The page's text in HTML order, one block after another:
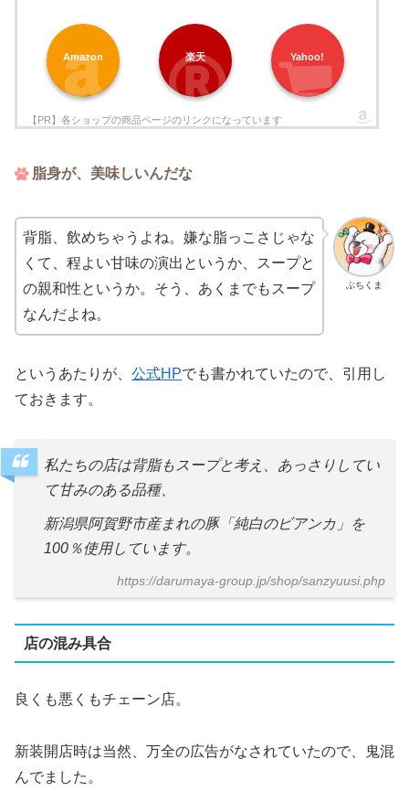
Amazon 楽天 Yahoo!
脂身が、美味しいんだな
ぶちくま
背脂、飲めちゃうよね。嫌な脂っこさじゃな
くて、程よい甘味の演出というか、スープと
の親和性というか。そう、あくまでもスープ
なんだよね。
というあたりが、 公式HPでも書かれていたので、引用し
ておきます。
私たちの店は背脂もスープと考え、あっさりしてい
て甘みのある品種、
新潟県阿賀野市産まれの豚「純白のビアンカ」を
100％使用しています。
https://darumaya-group.jp/shop/sanzyuusi.php
店の混み具合
良くも悪くもチェーン店。
新装開店時は当然、万全の広告がなされていたので、鬼混
んでました。